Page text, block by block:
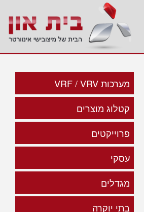
מערכות VRF / VRV
קטלוג מוצרים
פרוייקטים
עסקי
מגדלים
בתי יוקרה